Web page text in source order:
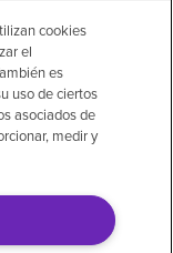
de
cookies
el
es
uso de ciertos
asociados de
medir y